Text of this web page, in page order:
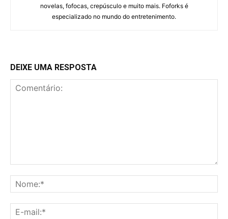
novelas, fofocas, crepúsculo e muito mais. Foforks é
especializado no mundo do entretenimento.
DEIXE UMA RESPOSTA